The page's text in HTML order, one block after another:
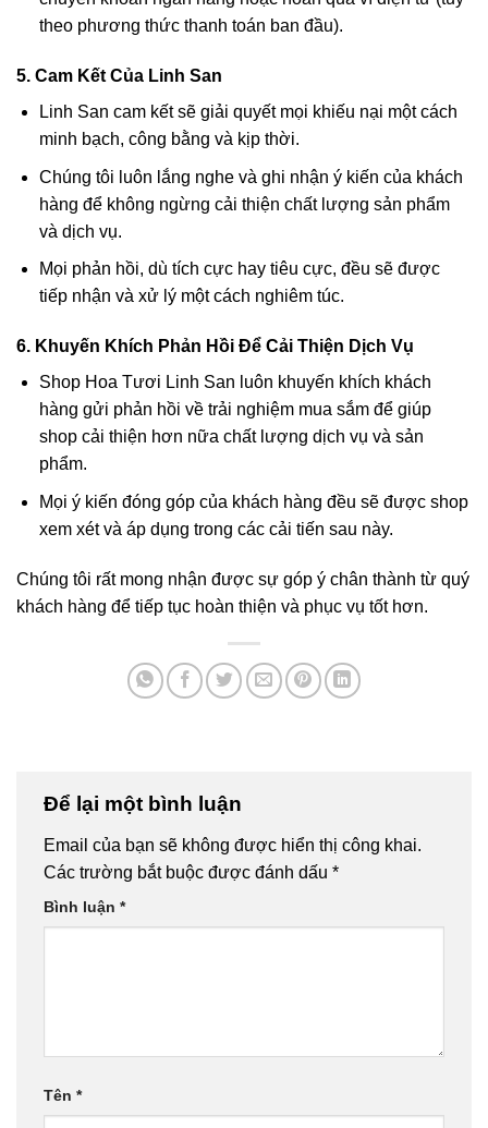
theo phương thức thanh toán ban đầu).
5. Cam Kết Của Linh San
Linh San cam kết sẽ giải quyết mọi khiếu nại một cách
minh bạch, công bằng và kịp thời.
Chúng tôi luôn lắng nghe và ghi nhận ý kiến của khách
hàng để không ngừng cải thiện chất lượng sản phẩm
và dịch vụ.
Mọi phản hồi, dù tích cực hay tiêu cực, đều sẽ được
tiếp nhận và xử lý một cách nghiêm túc.
6. Khuyến Khích Phản Hồi Để Cải Thiện Dịch Vụ
Shop Hoa Tươi Linh San luôn khuyến khích khách
hàng gửi phản hồi về trải nghiệm mua sắm để giúp
shop cải thiện hơn nữa chất lượng dịch vụ và sản
phẩm.
Mọi ý kiến đóng góp của khách hàng đều sẽ được shop
xem xét và áp dụng trong các cải tiến sau này.
Chúng tôi rất mong nhận được sự góp ý chân thành từ quý
khách hàng để tiếp tục hoàn thiện và phục vụ tốt hơn.
Để lại một bình luận
Email của bạn sẽ không được hiển thị công khai.
Các trường bắt buộc được đánh dấu *
Bình luận *
Tên *